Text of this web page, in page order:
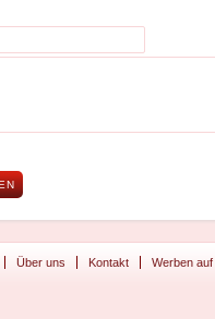
Über uns Kontakt Werben